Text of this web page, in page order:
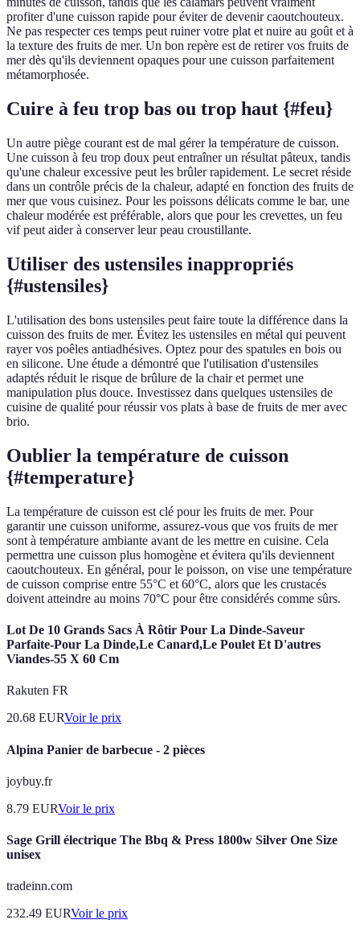
profiter d'une cuisson rapide pour éviter de devenir caoutchouteux.
Ne pas respecter ces temps peut ruiner votre plat et nuire au goût et à
la texture des fruits de mer. Un bon repère est de retirer vos fruits de
mer dès qu'ils deviennent opaques pour une cuisson parfaitement
métamorphosée.
Cuire à feu trop bas ou trop haut {#feu}
Un autre piège courant est de mal gérer la température de cuisson.
Une cuisson à feu trop doux peut entraîner un résultat pâteux, tandis
qu'une chaleur excessive peut les brûler rapidement. Le secret réside
dans un contrôle précis de la chaleur, adapté en fonction des fruits de
mer que vous cuisinez. Pour les poissons délicats comme le bar, une
chaleur modérée est préférable, alors que pour les crevettes, un feu
vif peut aider à conserver leur peau croustillante.
Utiliser des ustensiles inappropriés
{#ustensiles}
L'utilisation des bons ustensiles peut faire toute la différence dans la
cuisson des fruits de mer. Évitez les ustensiles en métal qui peuvent
rayer vos poêles antiadhésives. Optez pour des spatules en bois ou
en silicone. Une étude a démontré que l'utilisation d'ustensiles
adaptés réduit le risque de brûlure de la chair et permet une
manipulation plus douce. Investissez dans quelques ustensiles de
cuisine de qualité pour réussir vos plats à base de fruits de mer avec
brio.
Oublier la température de cuisson
{#temperature}
La température de cuisson est clé pour les fruits de mer. Pour
garantir une cuisson uniforme, assurez-vous que vos fruits de mer
sont à température ambiante avant de les mettre en cuisine. Cela
permettra une cuisson plus homogène et évitera qu'ils deviennent
caoutchouteux. En général, pour le poisson, on vise une température
de cuisson comprise entre 55°C et 60°C, alors que les crustacés
doivent atteindre au moins 70°C pour être considérés comme sûrs.
Lot De 10 Grands Sacs À Rôtir Pour La Dinde-Saveur
Parfaite-Pour La Dinde,Le Canard,Le Poulet Et D'autres
Viandes-55 X 60 Cm
Rakuten FR
20.68 EURVoir le prix
Alpina Panier de barbecue - 2 pièces
joybuy.fr
8.79 EURVoir le prix
Sage Grill électrique The Bbq & Press 1800w Silver One Size
unisex
tradeinn.com
232.49 EURVoir le prix